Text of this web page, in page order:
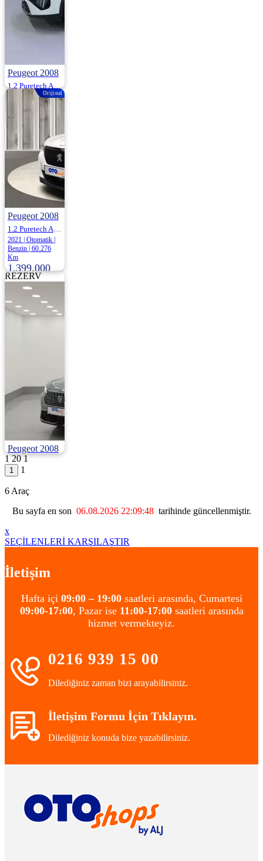
Peugeot 2008
2025 | Otomatik |
Benzin | 30.474
Km
1.699.000
Orijinal
Peugeot 2008
2021 | Otomatik |
Benzin | 60.276
Km
1.399.000
REZERV
Peugeot 2008
2025 | Otomatik |
1.795.000
1 20 1
1
6 Araç
Bu sayfa en son 06.08.2026 22:09:48tarihinde güncellenmiştir.
x
SEÇİLENLERİ KARŞILAŞTIR
İletişim
Hafta içi 09:00 – 19:00saatleri arasında, Cumartesi
09:00-17:00, Pazar ise 11:00-17:00saatleri arasında
hizmet vermekteyiz.
0216 939 15 00
Dilediğiniz zaman bizi arayabilirsiniz.
İletişim Formu İçin Tıklayın.
Dilediğiniz konuda bize yazabilirsiniz.